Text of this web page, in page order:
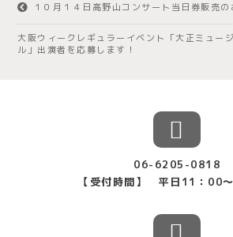
１０月１４日高野山コンサート当日券販売の
大阪ウィークレギュラーイベント「大正ミュー
ル」出演者を応募します！
06-6205-0818
【受付時間】 平日11：00